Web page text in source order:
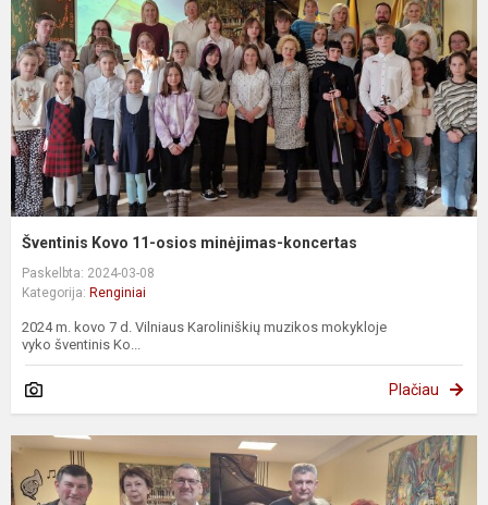
Šventinis Kovo 11-osios minėjimas-koncertas
Paskelbta: 2024-03-08
Kategorija: Renginiai
2024 m. kovo 7 d. Vilniaus Karoliniškių muzikos mokykloje
vyko šventinis Ko...
Plačiau